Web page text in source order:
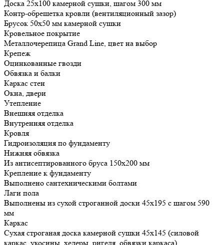
Доска 25х100 камерной сушки, шагом 300 мм
Контр-обрешетка кровли (вентиляционный зазор)
Брусок 50х50 мм камерной сушки
Кровельное покрытие
Металлочерепица Grand Line, цвет на выбор
Крепеж
Оцинкованные гвозди
Обвязка и балки
Каркас стен
Окна, двери
Утепление
Внешняя отделка
Внутренняя отделка
Кровля
Гидроизоляция по фундаменту
Нижняя обвязка
Из антисептированного бруса 150х200 мм
Крепление к фундаменту
Выполнено сантехническими болтами
Лаги пола
Выполнены из сухой строганной доски 45х195 с шагом 590
мм
Каркас
Сухая строганая доска камерной сушки 45х145 (силовой
каркас, укосины, хедеры, ригеля, обвязки каркаса)